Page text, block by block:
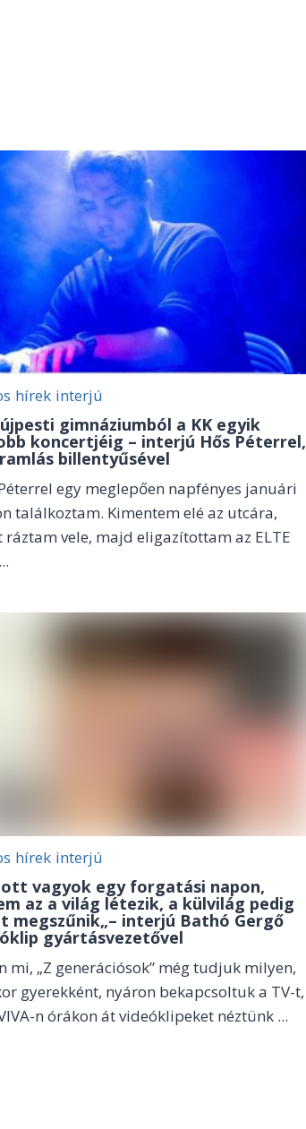
hírek interjú
gimnáziumból a KK egyik
koncertjéig – interjú Hős Péterrel,
billentyűsével
egy meglepően napfényes januári
találkoztam. Kimentem elé az utcára,
ráztam vele, majd eligazítottam az ELTE
hírek interjú
ott vagyok egy forgatási napon,
az a világ létezik, a külvilág pedig
megszűnik„– interjú Bathó Gergő
gyártásvezetővel
mi, „Z generációsok” még tudjuk milyen,
gyerekként, nyáron bekapcsoltuk a TV-t,
n órákon át videóklipeket néztünk ...